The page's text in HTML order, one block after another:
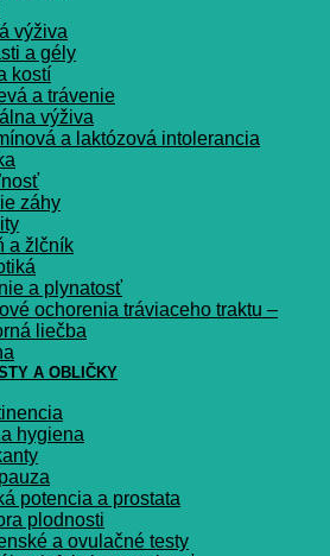
výživa
a gély
kostí
a trávenie
výživa
a laktózová intolerancia
záhy
a žlčník
a plynatosť
ochorenia tráviaceho traktu –
liečba
A OBLIČKY
hygiena
potencia a prostata
plodnosti
a ovulačné testy